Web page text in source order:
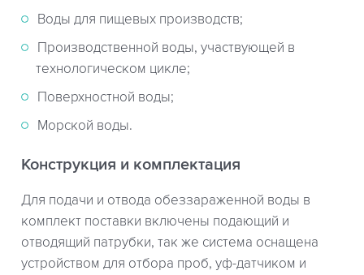
Воды для пищевых производств;
Производственной воды, участвующей в
технологическом цикле;
Поверхностной воды;
Морской воды.
Конструкция и комплектация
Для подачи и отвода обеззараженной воды в
комплект поставки включены подающий и
отводящий патрубки, так же система оснащена
устройством для отбора проб, уф-датчиком и